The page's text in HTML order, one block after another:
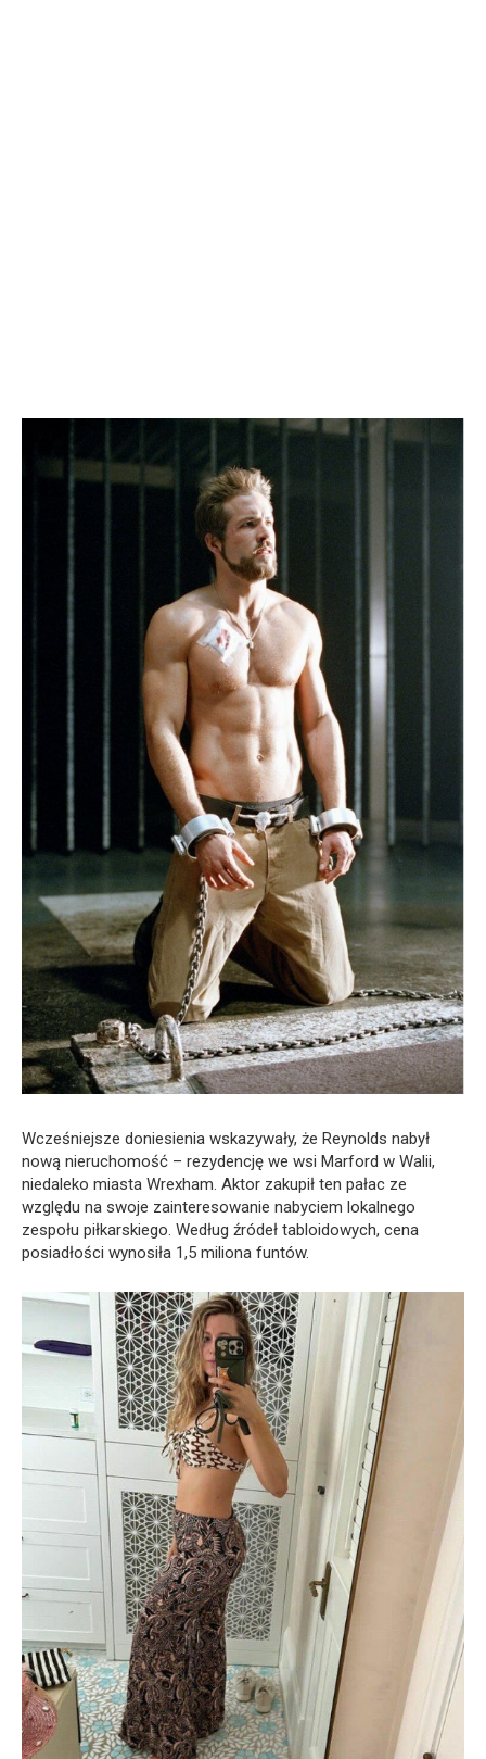
Wcześniejsze doniesienia wskazywały, że Reynolds nabył
nową nieruchomość – rezydencję we wsi Marford w Walii,
niedaleko miasta Wrexham. Aktor zakupił ten pałac ze
względu na swoje zainteresowanie nabyciem lokalnego
zespołu piłkarskiego. Według źródeł tabloidowych, cena
posiadłości wynosiła 1,5 miliona funtów.